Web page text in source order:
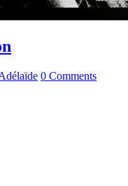
0 Comments